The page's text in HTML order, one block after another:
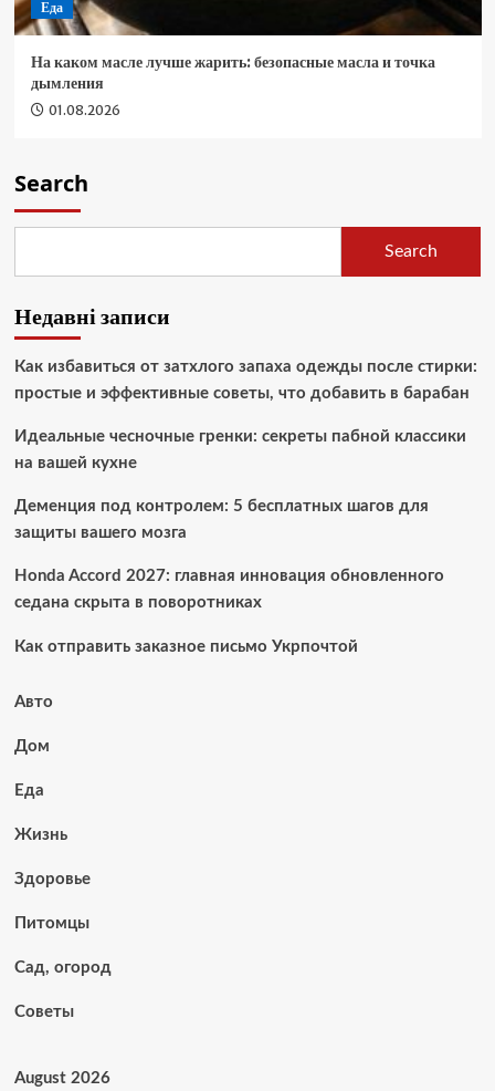
Еда
На каком масле лучше жарить: безопасные масла и точка
дымления
01.08.2026
Search
Search
Недавні записи
Как избавиться от затхлого запаха одежды после стирки:
простые и эффективные советы, что добавить в барабан
Идеальные чесночные гренки: секреты пабной классики
на вашей кухне
Деменция под контролем: 5 бесплатных шагов для
защиты вашего мозга
Honda Accord 2027: главная инновация обновленного
седана скрыта в поворотниках
Как отправить заказное письмо Укрпочтой
Авто
Дом
Еда
Жизнь
Здоровье
Питомцы
Сад, огород
Советы
August 2026